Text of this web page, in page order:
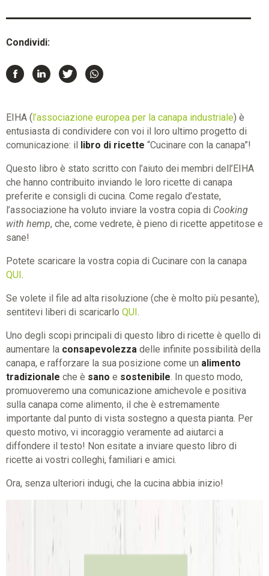
Condividi:
EIHA ( l’associazione europea per la canapa industriale) è
entusiasta di condividere con voi il loro ultimo progetto di
comunicazione: il
libro di ricette “Cucinare con la canapa”!
Questo libro è stato scritto con l’aiuto dei membri dell’EIHA
che hanno contribuito inviando le loro ricette di canapa
preferite e consigli di cucina. Come regalo d’estate,
l’associazione ha voluto inviare la vostra copia di Cooking
with hemp, che, come vedrete, è pieno di ricette appetitose e
sane!
Potete scaricare la vostra copia di Cucinare con la canapa
QUI .
Se volete il file ad alta risoluzione (che è molto più pesante),
sentitevi liberi di scaricarlo QUI .
Uno degli scopi principali di questo libro di ricette è quello di
aumentare la consapevolezza delle infinite possibilità della
canapa, e rafforzare la sua posizione come un alimento
tradizionale che è sano e sostenibile. In questo modo,
promuoveremo una comunicazione amichevole e positiva
sulla canapa come alimento, il che è estremamente
importante dal punto di vista sostegno a questa pianta. Per
questo motivo, vi incoraggio veramente ad aiutarci a
diffondere il testo! Non esitate a inviare questo libro di
ricette ai vostri colleghi, familiari e amici.
Ora, senza ulteriori indugi, che la cucina abbia inizio!